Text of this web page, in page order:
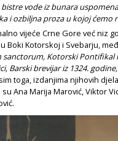
vode iz bunara
i ozbiljna proza u kojoj ćemo
vijeće Crne Gore već niz
Boki Kotorskoj i Svebarju,
Kotorski Pontifikal
Barski brevijar iz 1324.
toga, izdanjima njihovih
Ana Marija Marović, Viktor